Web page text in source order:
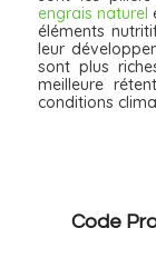
engrais naturel
éléments
leur
sont plus
meilleure
conditions
Code